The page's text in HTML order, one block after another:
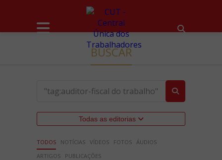
BUSCAR
Todas as editorias
TODOS NOTÍCIAS VÍDEOS FOTOS ÁUDIOS
ARTIGOS
PUBLICAÇÕES